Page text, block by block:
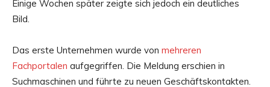
Einige Wochen später zeigte sich jedoch ein deutliches
Bild.
Das erste Unternehmen wurde von mehreren
Fachportalen aufgegriffen. Die Meldung erschien in
Suchmaschinen und führte zu neuen Geschäftskontakten.